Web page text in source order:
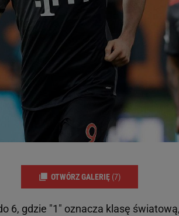
OTWÓRZ GALERIĘ (7)
6, gdzie "1" oznacza klasę